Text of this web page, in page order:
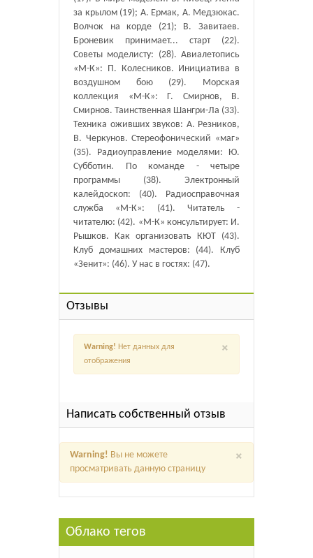
за крылом (19); А. Ермак, А. Медзюкас.
Волчок на корде (21); В. Завитаев.
Броневик принимает... старт (22).
Советы моделисту: (28). Авиалетопись
«М-К»: П. Колесников. Инициатива в
воздушном бою (29). Морская
коллекция «М-К»: Г. Смирнов, В.
Смирнов. Таинственная Шангри-Ла (33).
Техника оживших звуков: А. Резников,
В. Черкунов. Стереофонический «маг»
(35). Радиоуправление моделями: Ю.
Субботин. По команде - четыре
программы (38). Электронный
калейдоскоп: (40). Радиосправочная
служба «М-К»: (41). Читатель -
читателю: (42). «М-К» консультирует: И.
Рышков. Как организовать КЮТ (43).
Клуб домашних мастеров: (44). Клуб
«Зенит»: (46). У нас в гостях: (47).
Отзывы
×
Warning! Нет данных для
отображения
Написать собственный отзыв
×
Warning! Вы не можете
просматривать данную страницу
Облако тегов